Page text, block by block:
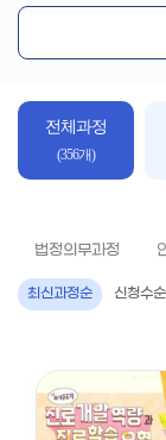
심
전체과정
(356개)
법정의무과정
최신과정순 신청수순